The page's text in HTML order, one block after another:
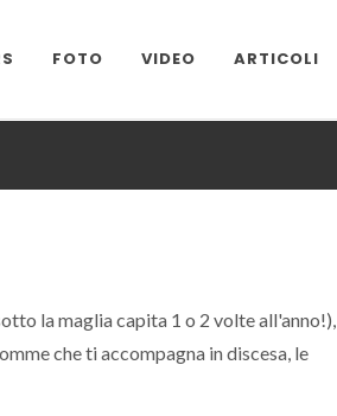
FOTO VIDEO ARTICOLI
la maglia capita 1 o 2 volte all'anno!),
che ti accompagna in discesa, le